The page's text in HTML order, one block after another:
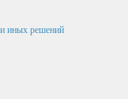
иных решений